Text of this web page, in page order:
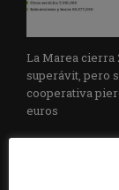
La Marea cierra
superávit, pero
cooperativa
euros